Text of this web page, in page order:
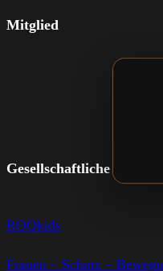
Mitglied
Gesellschaftliche
ROQkids
Frauen – Schutz –